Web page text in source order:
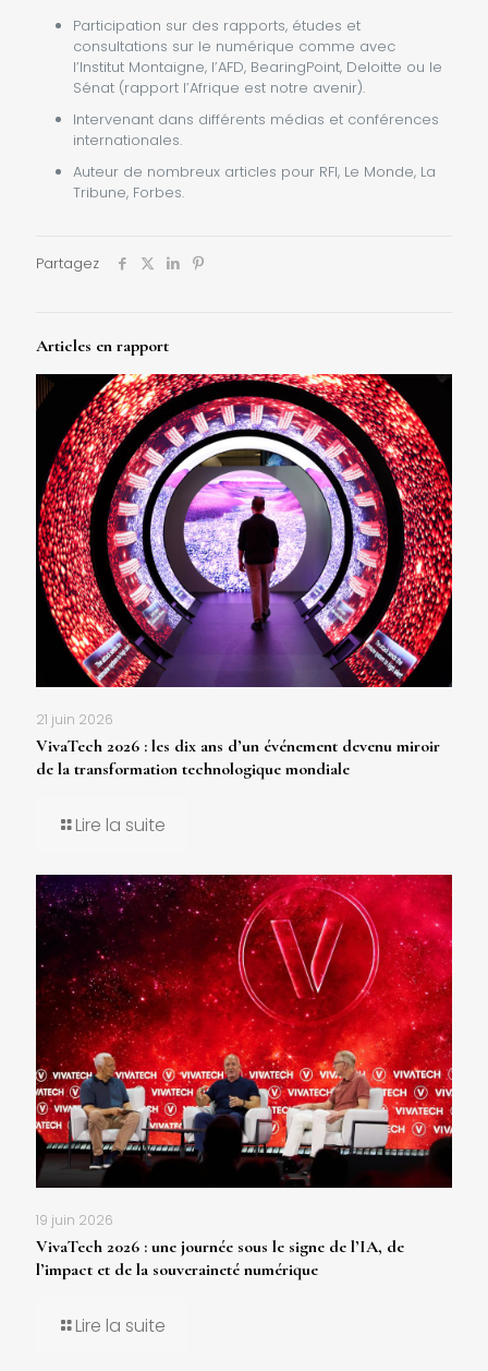
Participation sur des rapports, études et
consultations sur le numérique comme avec
l’Institut Montaigne, l’AFD, BearingPoint, Deloitte ou le
Sénat (rapport l’Afrique est notre avenir).
Intervenant dans différents médias et conférences
internationales.
Auteur de nombreux articles pour RFI, Le Monde, La
Tribune, Forbes.
Partagez
Articles en rapport
21 juin 2026
VivaTech 2026 : les dix ans d’un événement devenu miroir
de la transformation technologique mondiale
Lire la suite
19 juin 2026
VivaTech 2026 : une journée sous le signe de l’IA, de
l’impact et de la souveraineté numérique
Lire la suite